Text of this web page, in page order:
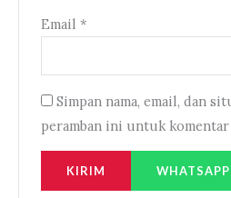
Email*
Simpan nama, email, dan
peramban ini untuk
WHATSAPP